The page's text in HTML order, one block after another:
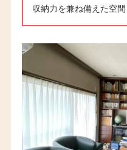
収納力を兼ね備えた空間